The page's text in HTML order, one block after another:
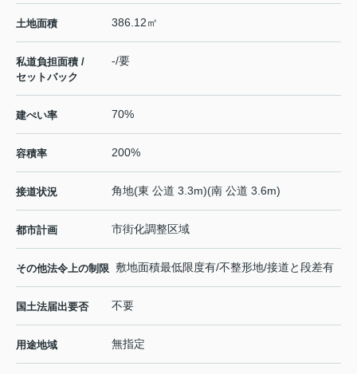
土地面積 386.12㎡
私道負担面積 /
セットバック
-/要
建ぺい率 70%
容積率 200%
接道状況 角地(東 公道 3.3m)(南 公道 3.6m)
都市計画 市街化調整区域
その他法令上の制限 敷地面積最低限度有/不整形地/接道と段差有
国土法届出要否 不要
用途地域 無指定